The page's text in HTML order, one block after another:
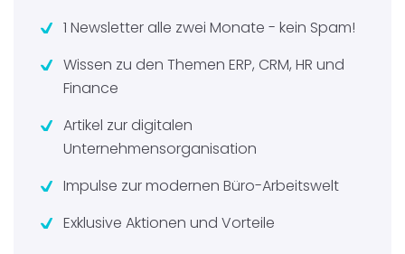
1 Newsletter alle zwei Monate - kein Spam!
Wissen zu den Themen ERP, CRM, HR und
Finance
Artikel zur digitalen
Unternehmensorganisation
Impulse zur modernen Büro-Arbeitswelt
Exklusive Aktionen und Vorteile